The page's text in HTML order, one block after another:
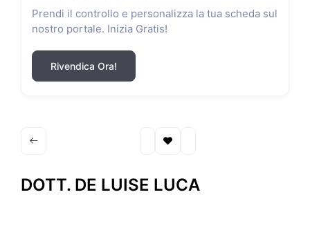
Prendi il controllo e personalizza la tua scheda sul
nostro portale. Inizia Gratis!
Rivendica Ora!
DOTT. DE LUISE LUCA